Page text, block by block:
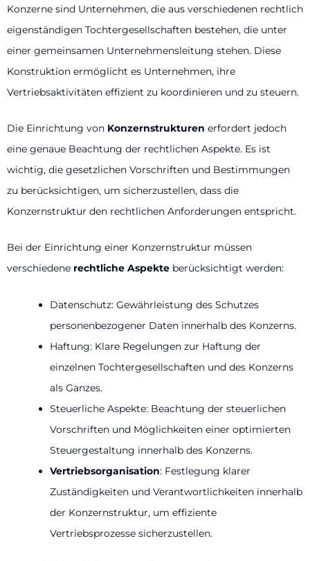
Konzerne sind Unternehmen, die aus verschiedenen rechtlich
eigenständigen Tochtergesellschaften bestehen, die unter
einer gemeinsamen Unternehmensleitung stehen. Diese
Konstruktion ermöglicht es Unternehmen, ihre
Vertriebsaktivitäten effizient zu koordinieren und zu steuern.
Die Einrichtung von Konzernstrukturen erfordert jedoch
eine genaue Beachtung der rechtlichen Aspekte. Es ist
wichtig, die gesetzlichen Vorschriften und Bestimmungen
zu berücksichtigen, um sicherzustellen, dass die
Konzernstruktur den rechtlichen Anforderungen entspricht.
Bei der Einrichtung einer Konzernstruktur müssen
verschiedene rechtliche Aspekte berücksichtigt werden:
Datenschutz: Gewährleistung des Schutzes
personenbezogener Daten innerhalb des Konzerns.
Haftung: Klare Regelungen zur Haftung der
einzelnen Tochtergesellschaften und des Konzerns
als Ganzes.
Steuerliche Aspekte: Beachtung der steuerlichen
Vorschriften und Möglichkeiten einer optimierten
Steuergestaltung innerhalb des Konzerns.
Vertriebsorganisation: Festlegung klarer
Zuständigkeiten und Verantwortlichkeiten innerhalb
der Konzernstruktur, um effiziente
Vertriebsprozesse sicherzustellen.